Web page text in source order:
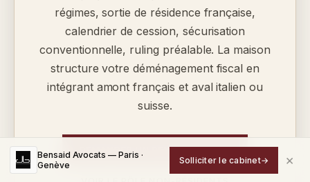
régimes, sortie de résidence française,
calendrier de cession, sécurisation
conventionnelle, ruling préalable. La maison
structure votre déménagement fiscal en
intégrant amont français et aval italien ou
suisse.
DEMANDER UN RENDEZ-VOUS→
Bensaid Avocats — Paris ·
Genève
Solliciter le cabinet→ ×